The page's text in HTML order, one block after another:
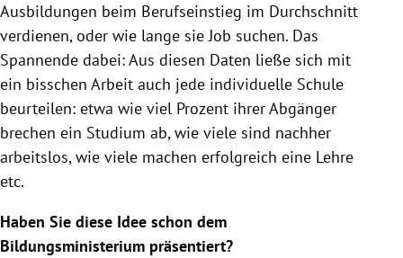
Ausbildungen beim Berufseinstieg im Durchschnitt
verdienen, oder wie lange sie Job suchen. Das
Spannende dabei: Aus diesen Daten ließe sich mit
ein bisschen Arbeit auch jede individuelle Schule
beurteilen: etwa wie viel Prozent ihrer Abgänger
brechen ein Studium ab, wie viele sind nachher
arbeitslos, wie viele machen erfolgreich eine Lehre
etc.
Haben Sie diese Idee schon dem
Bildungsministerium präsentiert?